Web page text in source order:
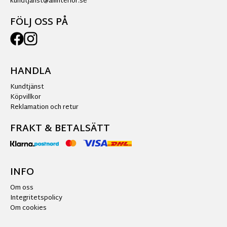
FÖLJ OSS PÅ
HANDLA
Kundtjänst
Köpvillkor
Reklamation och retur
FRAKT & BETALSÄTT
INFO
Om oss
Integritetspolicy
Om cookies